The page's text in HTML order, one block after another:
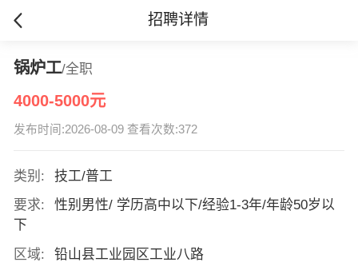
招聘详情
锅炉工/全职
4000-5000元
发布时间:2026-08-09 查看次数:372
类别:
技工/普工
要求:
性别男性/ 学历高中以下/经验1-3年/年龄50岁以
下
区域:
铅山县工业园区工业八路